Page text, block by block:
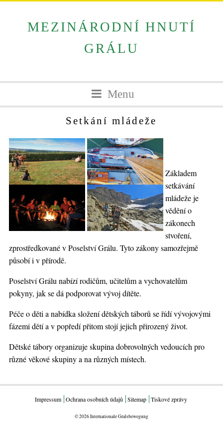
MEZINÁRODNÍ HNUTÍ
GRÁLU
Menu
Setkání mládeže
Základem
setkávání
mládeže je
vědění o
zákonech
stvoření,
zprostředkované v Poselství Grálu. Tyto zákony samozřejmě
působí i v přírodě.
Poselství Grálu nabízí rodičům, učitelům a vychovatelům
pokyny, jak se dá podporovat vývoj dítěte.
Péče o děti a nabídka složení dětských táborů se řídí vývojovými
fázemi dětí a v popředí přitom stojí jejich přirozený život.
Dětské tábory organizuje skupina dobrovolných vedoucích pro
různé věkové skupiny a na různých místech.
Impressum Ochrana osobních údajů Sitemap Tiskové zprávy
© 2026 Internationale Gralsbewegung